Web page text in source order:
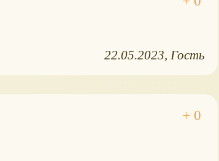
22.05.2023 Гость